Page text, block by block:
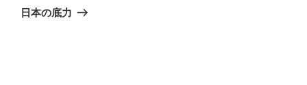
ゲ
の
日本の底力